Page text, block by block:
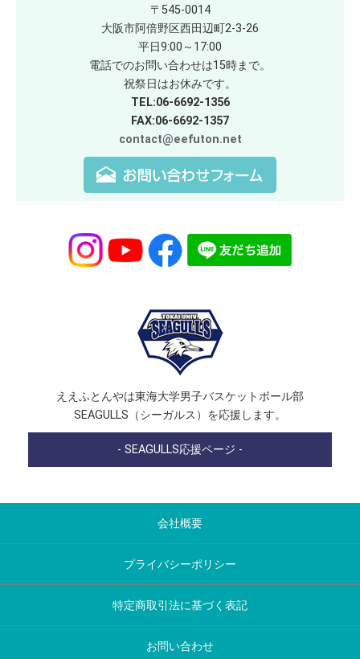
〒545-0014
大阪市阿倍野区西田辺町2-3-26
平日9:00～17:00
電話でのお問い合わせは15時まで。
祝祭日はお休みです。
TEL:06-6692-1356
FAX:06-6692-1357
contact@eefuton.net
ええふとんやは東海大学男子バスケットボール部
SEAGULLS（シーガルス）を応援します。
- SEAGULLS応援ページ -
会社概要
プライバシーポリシー
特定商取引法に基づく表記
お問い合わせ